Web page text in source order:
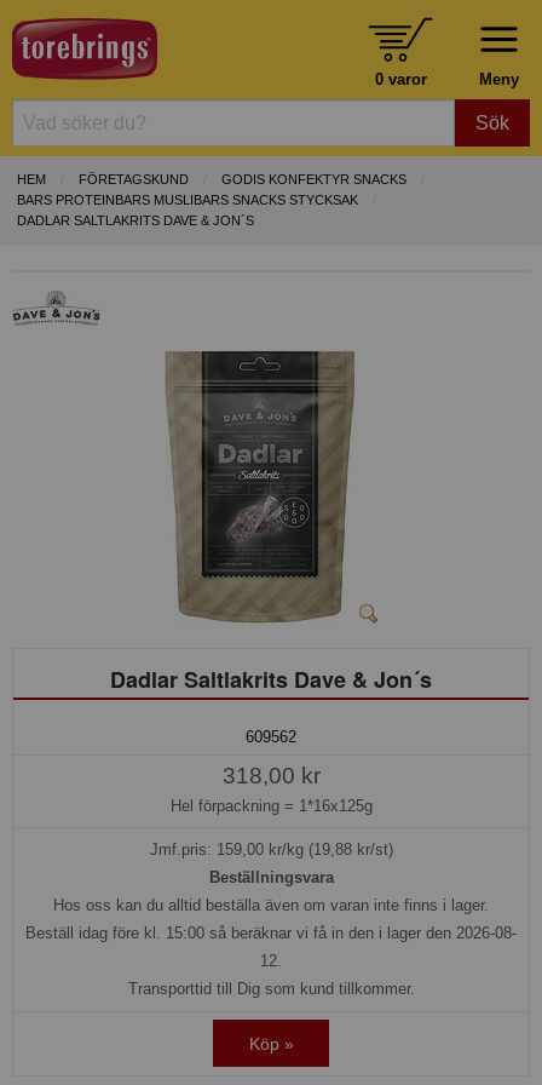
Meny
0 varor
Sök
HEM FÖRETAGSKUND
GODIS KONFEKTYR SNACKS
BARS PROTEINBARS MUSLIBARS SNACKS STYCKSAK
DADLAR SALTLAKRITS DAVE & JON´S
Dadlar Saltlakrits Dave & Jon´s
609562
318,00 kr
Hel förpackning = 1*16x125g
Jmf.pris: 159,00kr/kg (19,88 kr/st)
Beställningsvara
Hos oss kan du alltid beställa även om varan inte finns i lager.
Beställ idag före kl. 15:00 så beräknar vi få in den i lager den 2026-08-
12.
Transporttid till Dig som kund tillkommer.
Köp »